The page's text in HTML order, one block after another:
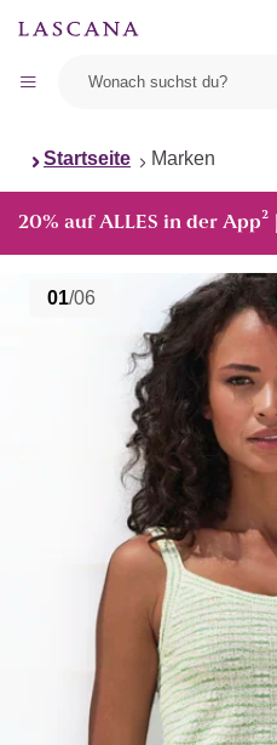
Startseite Marken
20% auf ALLES in der App²
01/06